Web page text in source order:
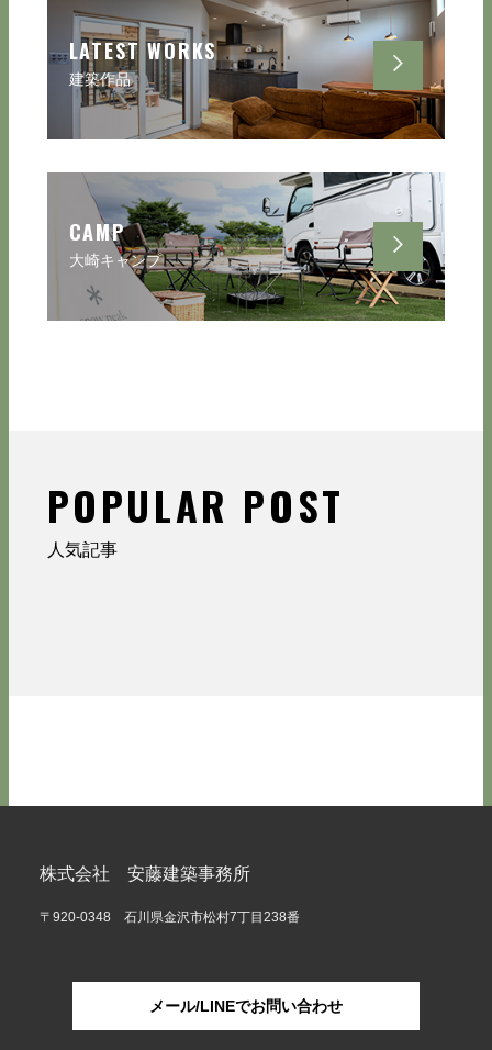
LATEST WORKS
建築作品
CAMP
大崎キャンプ
POPULAR POST
人気記事
株式会社 安藤建築事務所
〒920-0348 石川県金沢市松村7丁目238番
メール/LINEでお問い合わせ